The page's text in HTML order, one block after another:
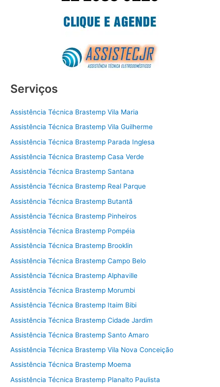
Serviços
Assistência Técnica Brastemp Vila Maria
Assistência Técnica Brastemp Vila Guilherme
Assistência Técnica Brastemp Parada Inglesa
Assistência Técnica Brastemp Casa Verde
Assistência Técnica Brastemp Santana
Assistência Técnica Brastemp Real Parque
Assistência Técnica Brastemp Butantã
Assistência Técnica Brastemp Pinheiros
Assistência Técnica Brastemp Pompéia
Assistência Técnica Brastemp Brooklin
Assistência Técnica Brastemp Campo Belo
Assistência Técnica Brastemp Alphaville
Assistência Técnica Brastemp Morumbi
Assistência Técnica Brastemp Itaim Bibi
Assistência Técnica Brastemp Cidade Jardim
Assistência Técnica Brastemp Santo Amaro
Assistência Técnica Brastemp Vila Nova Conceição
Assistência Técnica Brastemp Moema
Assistência Técnica Brastemp Planalto Paulista